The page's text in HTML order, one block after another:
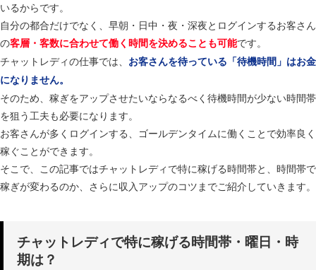
いるからです。
自分の都合だけでなく、早朝・日中・夜・深夜とログインするお客さん
の客層・客数に合わせて働く時間を決めることも可能です。
チャットレディの仕事では、 お客さんを待っている「待機時間」はお金
になりません。
そのため、稼ぎをアップさせたいならなるべく待機時間が少ない時間帯
を狙う工夫も必要になります。
お客さんが多くログインする、ゴールデンタイムに働くことで効率良く
稼ぐことができます。
そこで、この記事ではチャットレディで特に稼げる時間帯と、時間帯で
稼ぎが変わるのか、さらに収入アップのコツまでご紹介していきます。
チャットレディで特に稼げる時間帯・曜日・時
期は？